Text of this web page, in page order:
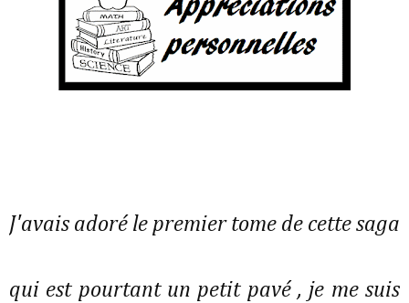
J'avais adoré le premier tome de cette saga
qui est pourtant un petit pavé , je me suis